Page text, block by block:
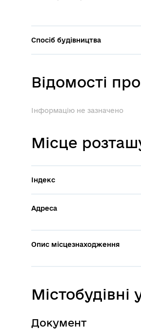
Спосіб будівництва
Відомості
Інформацію не зазначено
Місце
Індекс
Адреса
Опис місцезнаходження
Документ